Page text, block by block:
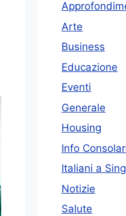
Arte
Business
Educazione
Eventi
Generale
Housing
Info
Italiani a
Notizie
Salute